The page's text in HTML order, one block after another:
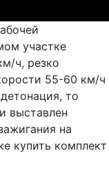
участке
ч, резко
55-60 км/ч
то
выставлен
на
купить комплект